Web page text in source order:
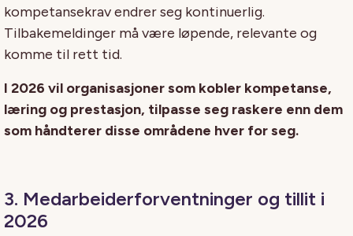
kompetansekrav endrer seg kontinuerlig.
Tilbakemeldinger må være løpende, relevante og
komme til rett tid.
I 2026 vil organisasjoner som kobler kompetanse,
læring og prestasjon, tilpasse seg raskere enn dem
som håndterer disse områdene hver for seg.
3. Medarbeiderforventninger og tillit i
2026